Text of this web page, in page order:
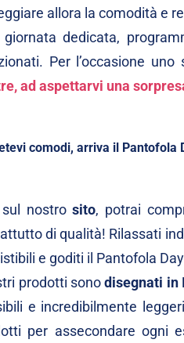
allora la comodità e
giornata dedicata,
Per l’occasione
ad aspettarvi una
comodi, arriva il Pantofola
sul nostrosito, potrai
di qualità! Rilassati
e goditi il Pantofola
prodotti sonodisegnati in
e incredibilmente
per assecondare ogni